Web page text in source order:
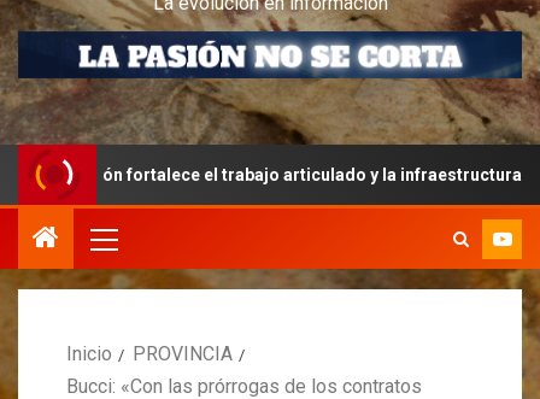
fortalece el trabajo articulado y la infraestructura educativa
Inicio
PROVINCIA
Bucci: «Con las prórrogas de los contratos